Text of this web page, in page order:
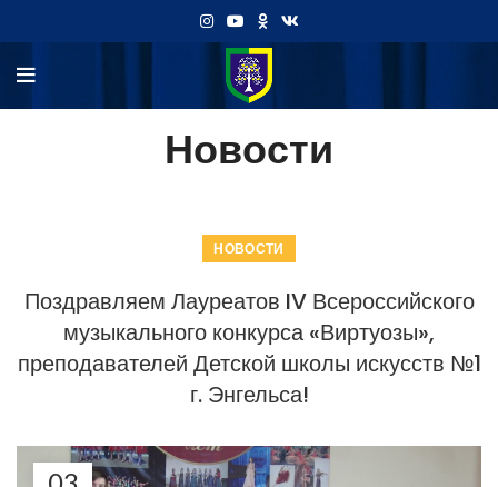
Новости
НОВОСТИ
Поздравляем Лауреатов IV Всероссийского
музыкального конкурса «Виртуозы»,
преподавателей Детской школы искусств №1
г. Энгельса!